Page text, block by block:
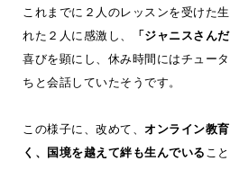
これまでに２人のレッスンを受けた
れた２人に感激し、
「ジャニスさん
喜びを顕にし、休み時間にはチュー
ちと会話していたそうです。
この様子に、改めて、オンライン教
く、国境を越えて絆も生んでいる こ